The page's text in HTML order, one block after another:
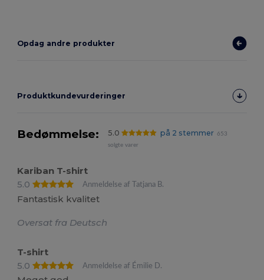
Opdag andre produkter
Produktkundevurderinger
Bedømmelse: 5.0 på 2 stemmer
653
solgte varer
Kariban T-shirt
5.0
Anmeldelse af Tatjana B.
Fantastisk kvalitet
Oversat fra Deutsch
T-shirt
5.0
Anmeldelse af Émilie D.